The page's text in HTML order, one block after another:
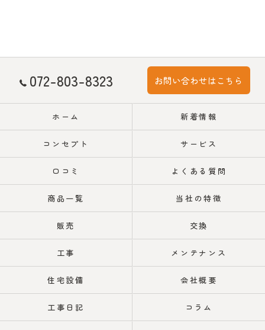
072-803-8323 お問い合わせはこちら
ホーム 新着情報
コンセプト サービス
口コミ よくある質問
商品一覧 当社の特徴
販売 交換
工事 メンテナンス
住宅設備 会社概要
工事日記 コラム